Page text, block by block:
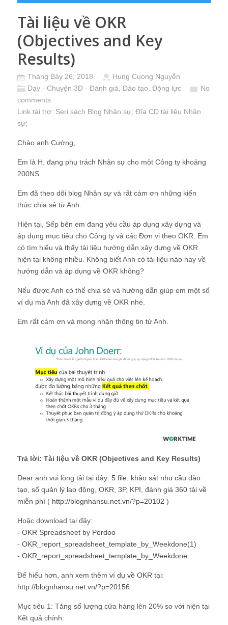
Tài liệu về OKR
(Objectives and Key
Results)
Tháng Bảy 26, 2018
Hung Cuong Nguyễn
Dạy - Chuyện 3Đ - Đánh giá, Đào tạo, Động lực
No
comments
Link tài trợ: Seri sách Blog Nhân sự; Đĩa CD tài liệu Nhân
sự;
Chào anh Cường,
Em là H, đang phụ trách Nhân sự cho một Công ty khoảng
200NS.
Em đã theo dõi blog Nhân sự và rất cám ơn những kiến
thức chia sẻ từ Anh.
Hiện tại, Sếp bên em đang yêu cầu áp dụng xây dựng và
áp dụng mục tiêu cho Công ty và các Đơn vị theo OKR. Em
có tìm hiểu và thấy tài liệu hướng dẫn xây dựng về OKR
hiện tại không nhiều. Không biết Anh có tài liệu nào hay về
hướng dẫn và áp dụng về OKR không?
Nếu được Anh có thể chia sẻ và hướng dẫn giúp em một số
ví dụ mà Anh đã xây dựng về OKR nhé.
Em rất cám ơn và mong nhận thông tin từ Anh.
Trả lời: Tài liệu về OKR (Objectives and Key Results)
Dear anh vui lòng tải tại đây: 5 file: khảo sát nhu cầu đào
tạo, sổ quản lý lao động, OKR, 3P, KPI, đánh giá 360 tải về
miễn phí ( http://blognhansu.net.vn/?p=20102 )
Hoặc download tại đây:
- OKR Spreadsheet by Perdoo
- OKR_report_spreadsheet_template_by_Weekdone(1)
- OKR_report_spreadsheet_template_by_Weekdone
Để hiểu hơn, anh xem thêm ví dụ về OKR tại:
http://blognhansu.net.vn/?p=20156
Mục tiêu 1: Tăng số lượng cửa hàng lên 20% so với hiện tại
Kết quả chính: